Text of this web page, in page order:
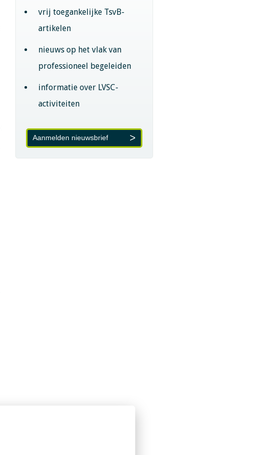
vrij toegankelijke TsvB-
artikelen
nieuws op het vlak van
professioneel begeleiden
informatie over LVSC-
activiteiten
Aanmelden nieuwsbrief